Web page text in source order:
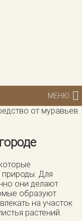
МЕНЮ
от муравьев
Для
они делают
образуют
на участок
растений.